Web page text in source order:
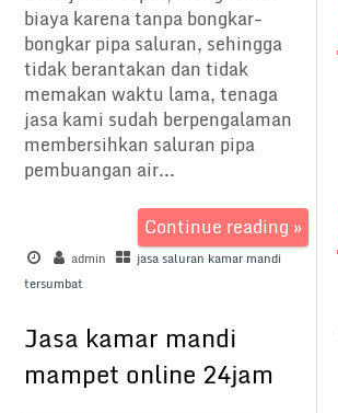
biaya karena tanpa bongkar-
bongkar pipa saluran, sehingga
tidak berantakan dan tidak
memakan waktu lama, tenaga
jasa kami sudah berpengalaman
membersihkan saluran pipa
pembuangan air...
Continue reading »
admin
jasa saluran kamar mandi
tersumbat
Jasa kamar mandi
mampet online 24jam